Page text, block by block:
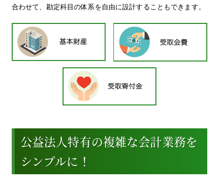
合わせて、勘定科目の体系を自由に設計することもできます。
公益法人特有の複雑な会計業務を
シンプルに！